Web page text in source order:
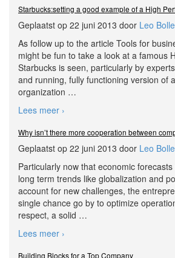
Starbucks:setting a good example of a High
Geplaatst op 22 juni 2013 door Leo Bolle
As follow up to the article Tools for
might be fun to take a look at a famous
Starbucks is seen, particularly by
and running, fully functioning version of
organization …
Lees meer ›
Why isn’t there more cooperation between
Geplaatst op 22 juni 2013 door Leo Bolle
Particularly now that economic
long term trends like globalization and
account for new challenges, the
single chance go by to optimize
respect, a solid …
Lees meer ›
Building Blocks for a Top Company